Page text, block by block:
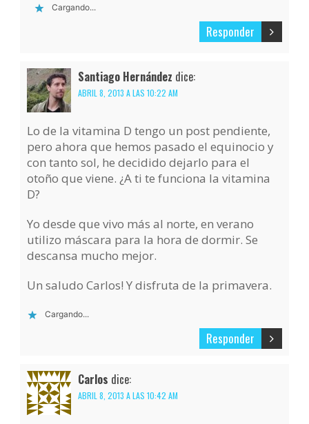
Cargando...
Responder
Santiago Hernández dice:
ABRIL 8, 2013 A LAS 10:22 AM
Lo de la vitamina D tengo un post pendiente,
pero ahora que hemos pasado el equinocio y
con tanto sol, he decidido dejarlo para el
otoño que viene. ¿A ti te funciona la vitamina
D?
Yo desde que vivo más al norte, en verano
utilizo máscara para la hora de dormir. Se
descansa mucho mejor.
Un saludo Carlos! Y disfruta de la primavera.
Cargando...
Responder
Carlos dice:
ABRIL 8, 2013 A LAS 10:42 AM